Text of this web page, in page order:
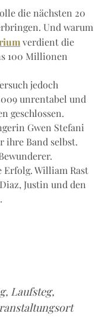
die nächsten 20
Und warum
verdient die
100 Millionen
jedoch
unrentabel und
geschlossen.
Gwen Stefani
ihre Band selbst.
Erfolg. William Rast
Justin und den
, Laufsteg,